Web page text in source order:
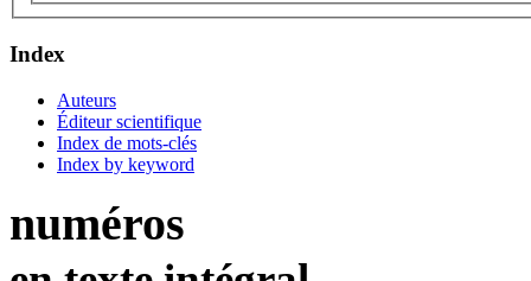
Index
Auteurs
Éditeur scientifique
Index de mots-clés
Index by keyword
numéros